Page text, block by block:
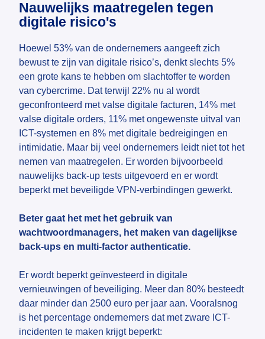
Nauwelijks maatregelen tegen
digitale risico's
Hoewel 53% van de ondernemers aangeeft zich
bewust te zijn van digitale risico’s, denkt slechts 5%
een grote kans te hebben om slachtoffer te worden
van cybercrime. Dat terwijl 22% nu al wordt
geconfronteerd met valse digitale facturen, 14% met
valse digitale orders, 11% met ongewenste uitval van
ICT-systemen en 8% met digitale bedreigingen en
intimidatie. Maar bij veel ondernemers leidt niet tot het
nemen van maatregelen. Er worden bijvoorbeeld
nauwelijks back-up tests uitgevoerd en er wordt
beperkt met beveiligde VPN-verbindingen gewerkt.
Beter gaat het met het gebruik van
wachtwoordmanagers, het maken van dagelijkse
back-ups en multi-factor authenticatie.
Er wordt beperkt geïnvesteerd in digitale
vernieuwingen of beveiliging. Meer dan 80% besteedt
daar minder dan 2500 euro per jaar aan. Vooralsnog
is het percentage ondernemers dat met zware ICT-
incidenten te maken krijgt beperkt: